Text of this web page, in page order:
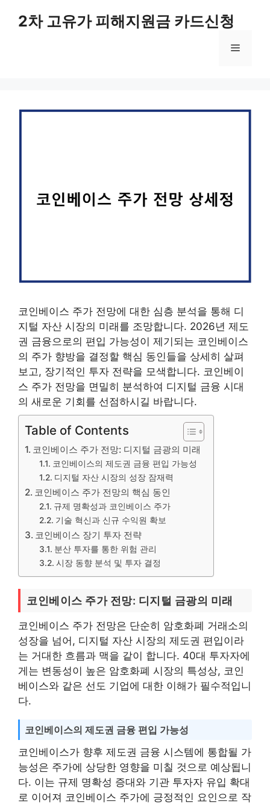
2차 고유가 피해지원금 카드신청
메
코인베이스 주가 전망에 대한 심층 분석을 통해 디
지털 자산 시장의 미래를 조망합니다. 2026년 제도
권 금융으로의 편입 가능성이 제기되는 코인베이스
의 주가 향방을 결정할 핵심 동인들을 상세히 살펴
보고, 장기적인 투자 전략을 모색합니다. 코인베이
스 주가 전망을 면밀히 분석하여 디지털 금융 시대
의 새로운 기회를 선점하시길 바랍니다.
Table of Contents
코인베이스 주가 전망: 디지털 금광의 미래
코인베이스의 제도권 금융 편입 가능성
디지털 자산 시장의 성장 잠재력
코인베이스 주가 전망의 핵심 동인
규제 명확성과 코인베이스 주가
기술 혁신과 신규 수익원 확보
코인베이스 장기 투자 전략
분산 투자를 통한 위험 관리
시장 동향 분석 및 투자 결정
코인베이스 주가 전망: 디지털 금광의 미래
코인베이스 주가 전망은 단순히 암호화폐 거래소의
성장을 넘어, 디지털 자산 시장의 제도권 편입이라
는 거대한 흐름과 맥을 같이 합니다. 40대 투자자에
게는 변동성이 높은 암호화폐 시장의 특성상, 코인
베이스와 같은 선도 기업에 대한 이해가 필수적입니
다.
코인베이스의 제도권 금융 편입 가능성
코인베이스가 향후 제도권 금융 시스템에 통합될 가
능성은 주가에 상당한 영향을 미칠 것으로 예상됩니
다. 이는 규제 명확성 증대와 기관 투자자 유입 확대
로 이어져 코인베이스 주가에 긍정적인 요인으로 작